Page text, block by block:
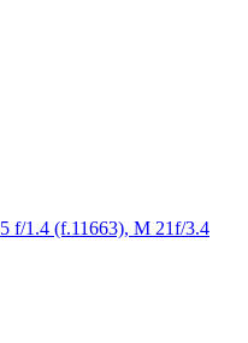
f/1.4 (f.11663), M 21f/3.4